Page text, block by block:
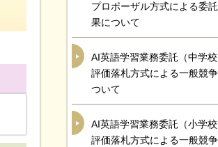
プロポーザル方式による委
果について
AI英語学習業務委託（中学
評価落札方式による一般競
ついて
AI英語学習業務委託（小学
評価落札方式による一般競